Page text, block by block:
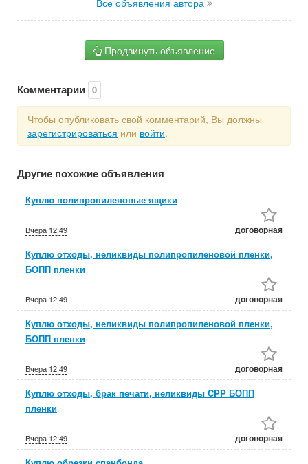
Продвинуть объявление
Комментарии 0
Чтобы опубликовать свой комментарий, Вы должны
зарегистрироваться или войти.
Другие похожие объявления
Куплю полипропиленовые ящики
Вчера 12:49 договорная
Куплю отходы, неликвиды полипропиленовой пленки,
БОПП пленки
Вчера 12:49 договорная
Куплю отходы, неликвиды полипропиленовой пленки,
БОПП пленки
Вчера 12:49 договорная
Куплю отходы, брак печати, неликвиды CPP БОПП
пленки
Вчера 12:49 договорная